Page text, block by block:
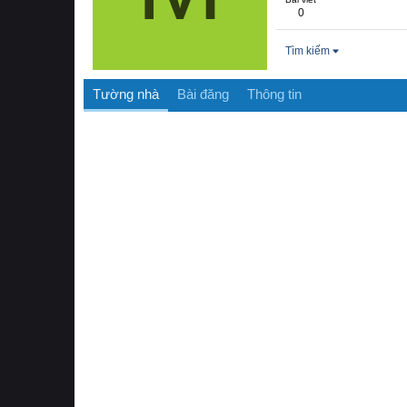
0
Tìm kiếm
Tường nhà Bài đăng Thông tin